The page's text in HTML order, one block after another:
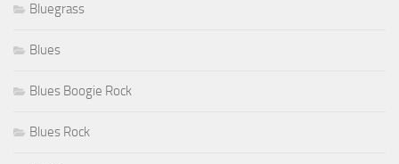
Bluegrass
Blues
Blues Boogie Rock
Blues Rock